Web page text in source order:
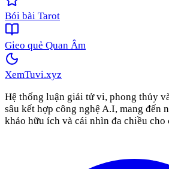
Bói bài Tarot
Gieo quẻ Quan Âm
XemTuvi.xyz
Hệ thống luận giải tử vi, phong thủy
sâu kết hợp công nghệ A.I, mang đến
khảo hữu ích và cái nhìn đa chiều cho